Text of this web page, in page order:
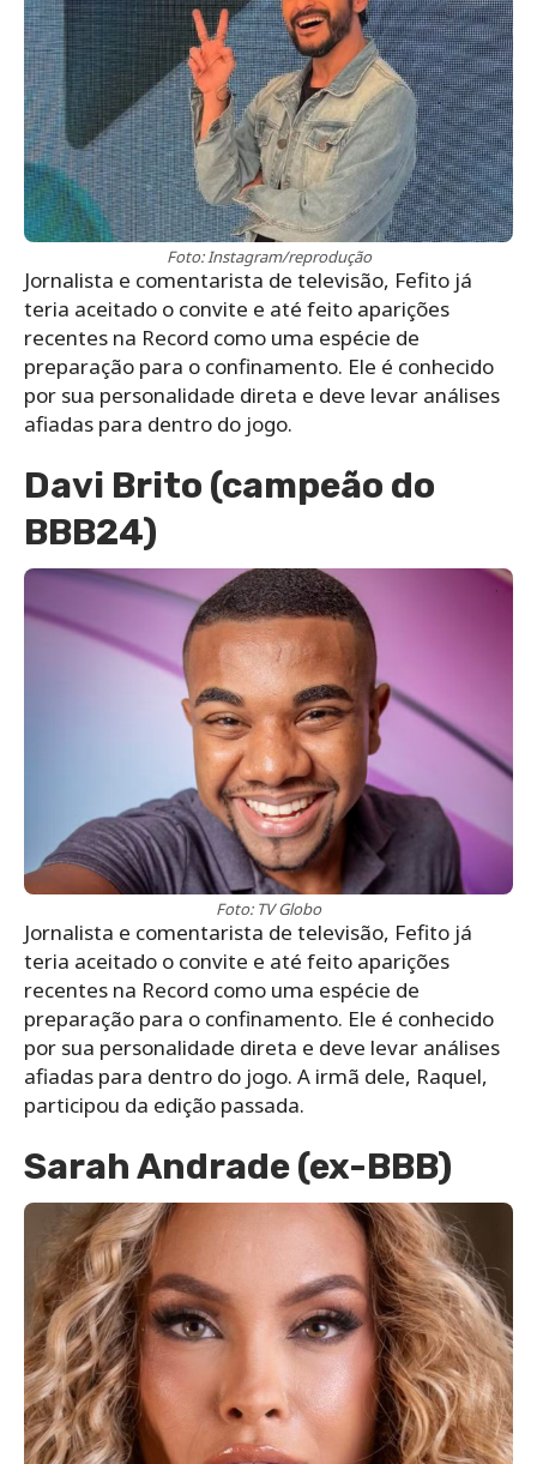
Foto: Instagram/reprodução
Jornalista e comentarista de televisão, Fefito já
teria aceitado o convite e até feito aparições
recentes na Record como uma espécie de
preparação para o confinamento. Ele é conhecido
por sua personalidade direta e deve levar análises
afiadas para dentro do jogo.
Davi Brito (campeão do
BBB24)
Foto: TV Globo
Jornalista e comentarista de televisão, Fefito já
teria aceitado o convite e até feito aparições
recentes na Record como uma espécie de
preparação para o confinamento. Ele é conhecido
por sua personalidade direta e deve levar análises
afiadas para dentro do jogo. A irmã dele, Raquel,
participou da edição passada.
Sarah Andrade (ex-BBB)